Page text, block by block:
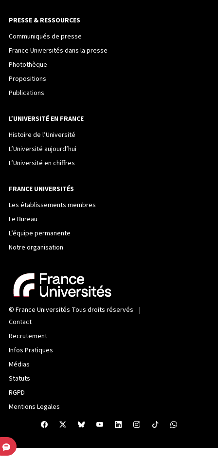
PRESSE & RESSOURCES
Communiqués de presse
France Universités dans la presse
Photothèque
Propositions
Publications
L’UNIVERSITÉ EN FRANCE
Histoire de l’Université
L’Université aujourd’hui
L’Université en chiffres
FRANCE UNIVERSITÉS
Les établissements membres
Le Bureau
L’équipe permanente
Notre organisation
© France Universités Tous droits réservés |
Contact
Recrutement
Infos Pratiques
Médias
Statuts
RGPD
Mentions Legales